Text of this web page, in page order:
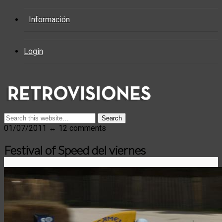
Información
Login
01/07/2011 ↔ 12 comments
Festival of Speed del viernes